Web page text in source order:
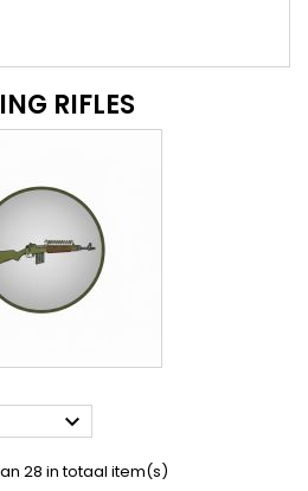
RIFLES

28 in totaal item(s)